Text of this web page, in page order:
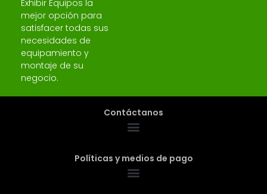
Exhibir Equipos la
mejor opción para
satisfacer todas sus
necesidades de
equipamiento y
montaje de su
negocio.
Contáctanos
Políticas y medios de pago